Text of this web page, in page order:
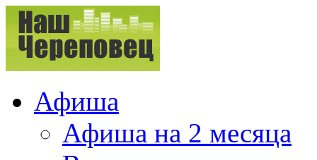
Афиша
Афиша на 2 месяца